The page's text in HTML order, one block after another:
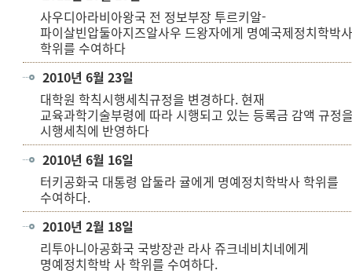
사우디아라비아왕국 전 정보부장 투르키알-
파이살빈압둘아지즈알사우 드왕자에게 명예국제정치학박
학위를 수여하다
2010년 6월 23일
대학원 학칙시행세칙규정을 변경하다. 현재
교육과학기술부령에 따라 시행되고 있는 등록금 감액 규정
시행세칙에 반영하다
2010년 6월 16일
터키공화국 대통령 압둘라 귤에게 명예정치학박사 학위를
수여하다.
2010년 2월 18일
리투아니아공화국 국방장관 라사 쥬크네비치네에게
명예정치학박 사 학위를 수여하다.